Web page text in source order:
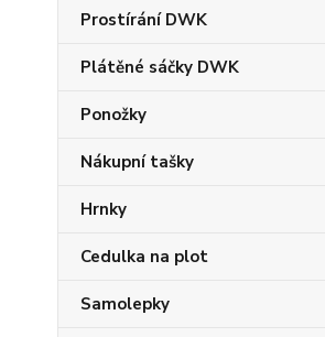
Prostírání DWK
Plátěné sáčky DWK
Ponožky
Nákupní tašky
Hrnky
Cedulka na plot
Samolepky